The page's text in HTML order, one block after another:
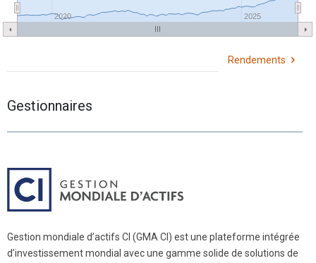
2020 2025
Rendements
Gestionnaires
Gestion mondiale d’actifs CI (GMA CI) est une plateforme intégrée
d’investissement mondial avec une gamme solide de solutions de